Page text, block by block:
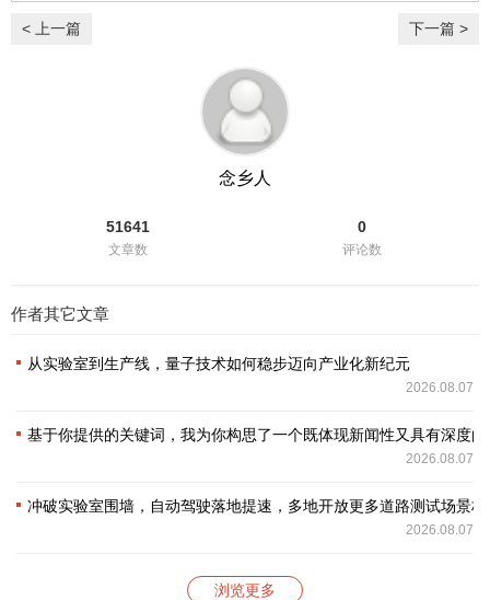
< 上一篇 下一篇 >
念乡人
51641
文章数
0
评论数
作者其它文章
从实验室到生产线，量子技术如何稳步迈向产业化新纪元
2026.08.07
基于你提供的关键词，我为你构思了一个既体现新闻性又具有深度
2026.08.07
冲破实验室围墙，自动驾驶落地提速，多地开放更多道路测试场景
2026.08.07
浏览更多